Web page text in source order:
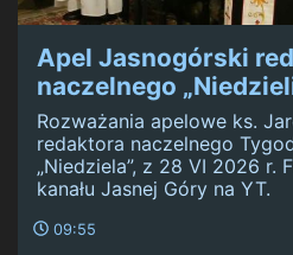
Apel Jasnogórski
naczelnego
Rozważania apelowe ks.
redaktora naczelnego
„Niedziela”, z 28 VI 2026 r.
kanału Jasnej Góry na YT.
09:55